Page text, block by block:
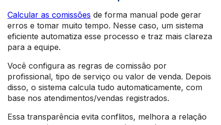
Calcular as comissões de forma manual pode gerar
erros e tomar muito tempo. Nesse caso, um sistema
eficiente automatiza esse processo e traz mais clareza
para a equipe.
Você configura as regras de comissão por
profissional, tipo de serviço ou valor de venda. Depois
disso, o sistema calcula tudo automaticamente, com
base nos atendimentos/vendas registrados.
Essa transparência evita conflitos, melhora a relação